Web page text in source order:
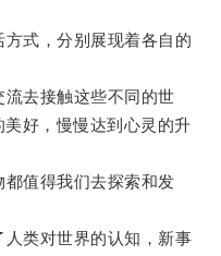
式，分别展现着各自的
去接触这些不同的世
好，慢慢达到心灵的升
值得我们去探索和发
类对世界的认知，新事